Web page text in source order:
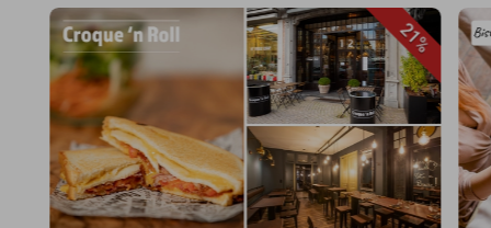
21%